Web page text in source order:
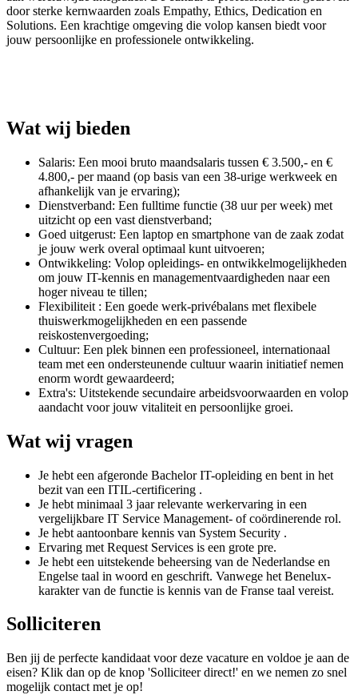
door sterke kernwaarden zoals Empathy, Ethics, Dedication en
Solutions. Een krachtige omgeving die volop kansen biedt voor
jouw persoonlijke en professionele ontwikkeling.
Wat wij bieden
Salaris: Een mooi bruto maandsalaris tussen € 3.500,- en €
4.800,- per maand (op basis van een 38-urige werkweek en
afhankelijk van je ervaring);
Dienstverband: Een fulltime functie (38 uur per week) met
uitzicht op een vast dienstverband;
Goed uitgerust: Een laptop en smartphone van de zaak zodat
je jouw werk overal optimaal kunt uitvoeren;
Ontwikkeling: Volop opleidings- en ontwikkelmogelijkheden
om jouw IT-kennis en managementvaardigheden naar een
hoger niveau te tillen;
Flexibiliteit : Een goede werk-privébalans met flexibele
thuiswerkmogelijkheden en een passende
reiskostenvergoeding;
Cultuur: Een plek binnen een professioneel, internationaal
team met een ondersteunende cultuur waarin initiatief nemen
enorm wordt gewaardeerd;
Extra's: Uitstekende secundaire arbeidsvoorwaarden en volop
aandacht voor jouw vitaliteit en persoonlijke groei.
Wat wij vragen
Je hebt een afgeronde Bachelor IT-opleiding en bent in het
bezit van een ITIL-certificering .
Je hebt minimaal 3 jaar relevante werkervaring in een
vergelijkbare IT Service Management- of coördinerende rol.
Je hebt aantoonbare kennis van System Security .
Ervaring met Request Services is een grote pre.
Je hebt een uitstekende beheersing van de Nederlandse en
Engelse taal in woord en geschrift. Vanwege het Benelux-
karakter van de functie is kennis van de Franse taal vereist.
Solliciteren
Ben jij de perfecte kandidaat voor deze vacature en voldoe je aan de
eisen? Klik dan op de knop 'Solliciteer direct!' en we nemen zo snel
mogelijk contact met je op!